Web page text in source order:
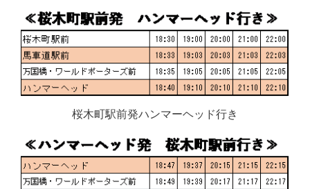
桜木町駅前発ハンマーヘッド行き